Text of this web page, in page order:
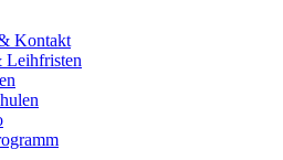
Kontakt
Leihfristen